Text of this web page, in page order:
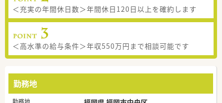
＜充実の年間休日数＞年間休日120日以上を確約します
＜高水準の給与条件＞年収550万円まで相談可能です
勤務地